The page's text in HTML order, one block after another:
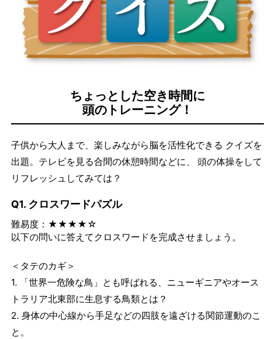
ちょっとした空き時間に
頭のトレーニング！
子供から大人まで、楽しみながら脳を活性化できる クイズを
出題。テレビを見る合間の休憩時間などに、 頭の体操をして
リフレッシュしてみては？
Q1. クロスワードパズル
難易度：★★★★☆
以下の問いに答えてクロスワードを完成させましょう。
＜タテのカギ＞
1. 「世界一危険な鳥」とも呼ばれる、ニューギニアやオース
トラリア北東部に生息する鳥類とは？
2. 身体の中心線から手足などの四肢を遠ざける関節運動のこ
と。